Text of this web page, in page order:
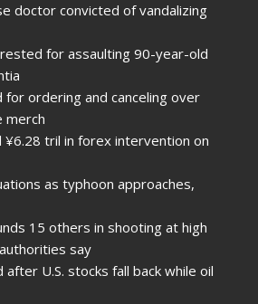
doctor convicted of vandalizing
for assaulting 90-year-old
for ordering and canceling over
merch
¥6.28 tril in forex intervention on
as typhoon approaches,
15 others in shooting at high
say
after U.S. stocks fall back while oil